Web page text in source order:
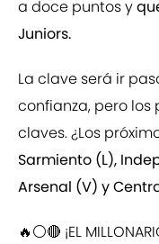
a doce puntos y
Juniors.
La clave será ir
confianza, pero los
claves. ¿Los
Sarmiento (L),
Arsenal (V) y
🔥⚪️🔴 ¡EL